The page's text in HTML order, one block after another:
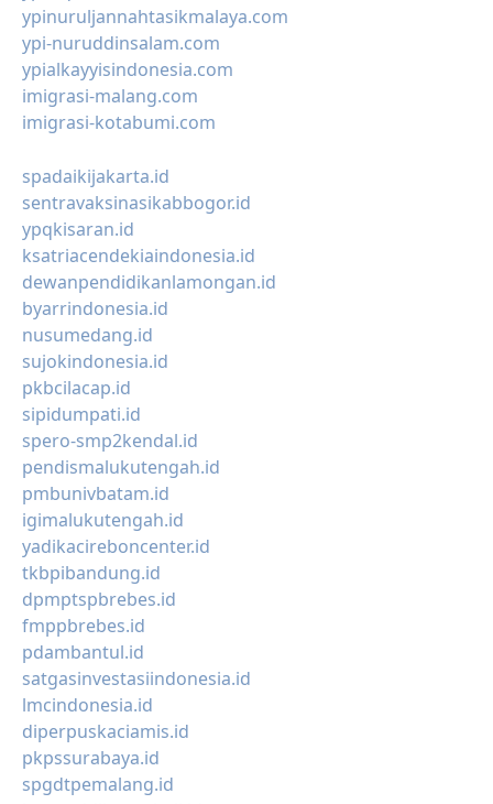
ypinuruljannahtasikmalaya.com
ypi-nuruddinsalam.com
ypialkayyisindonesia.com
imigrasi-malang.com
imigrasi-kotabumi.com
spadaikijakarta.id
sentravaksinasikabbogor.id
ypqkisaran.id
ksatriacendekiaindonesia.id
dewanpendidikanlamongan.id
byarrindonesia.id
nusumedang.id
sujokindonesia.id
pkbcilacap.id
sipidumpati.id
spero-smp2kendal.id
pendismalukutengah.id
pmbunivbatam.id
igimalukutengah.id
yadikacireboncenter.id
tkbpibandung.id
dpmptspbrebes.id
fmppbrebes.id
pdambantul.id
satgasinvestasiindonesia.id
lmcindonesia.id
diperpuskaciamis.id
pkpssurabaya.id
spgdtpemalang.id